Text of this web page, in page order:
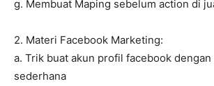
g. Membuat Maping sebelum action di
2. Materi Facebook Marketing:
a. Trik buat akun profil facebook dengan
sederhana